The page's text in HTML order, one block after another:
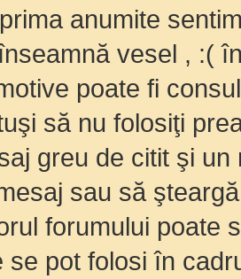
anumite
vesel , :(
poate fi
să nu folosiţi
greu de citit şi
sau să
forumului poate
se pot folosi în